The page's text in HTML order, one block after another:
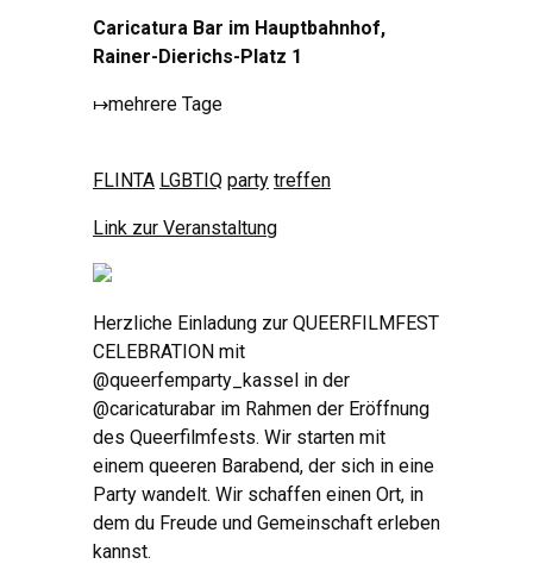
Caricatura Bar im Hauptbahnhof,
Rainer-Dierichs-Platz 1
↦mehrere Tage
FLINTA LGBTIQ party treffen
Link zur Veranstaltung
Herzliche Einladung zur QUEERFILMFEST
CELEBRATION mit
@queerfemparty_kassel in der
@caricaturabar im Rahmen der Eröffnung
des Queerfilmfests. Wir starten mit
einem queeren Barabend, der sich in eine
Party wandelt. Wir schaffen einen Ort, in
dem du Freude und Gemeinschaft erleben
kannst.